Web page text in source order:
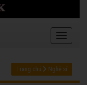
Trang chủ Nghệ sĩ